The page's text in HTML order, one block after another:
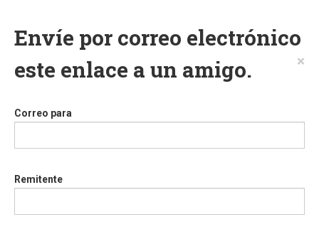
Envíe por correo electrónico
este enlace a un amigo.
×
Correo para
Remitente